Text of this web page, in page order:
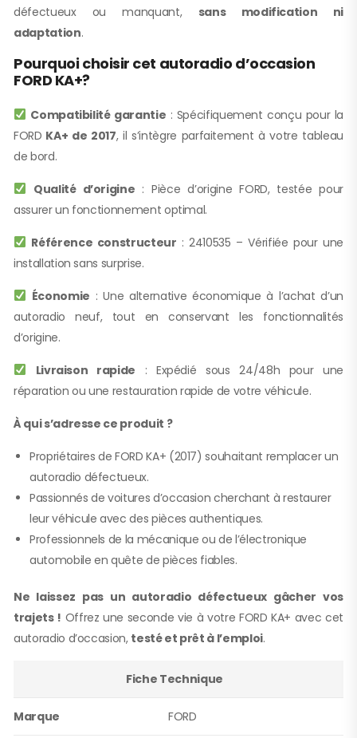
défectueux ou manquant, sans modification ni
adaptation.
Pourquoi choisir cet autoradio d’occasion
FORD KA+?
Compatibilité garantie : Spécifiquement conçu pour la
FORD KA+ de 2017, il s’intègre parfaitement à votre tableau
de bord.
Qualité d’origine : Pièce d’origine FORD, testée pour
assurer un fonctionnement optimal.
Référence constructeur : 2410535 – Vérifiée pour une
installation sans surprise.
Économie : Une alternative économique à l’achat d’un
autoradio neuf, tout en conservant les fonctionnalités
d’origine.
Livraison rapide : Expédié sous 24/48h pour une
réparation ou une restauration rapide de votre véhicule.
À qui s’adresse ce produit ?
Propriétaires de FORD KA+ (2017) souhaitant remplacer un
autoradio défectueux.
Passionnés de voitures d’occasion cherchant à restaurer
leur véhicule avec des pièces authentiques.
Professionnels de la mécanique ou de l’électronique
automobile en quête de pièces fiables.
Ne laissez pas un autoradio défectueux gâcher vos
trajets ! Offrez une seconde vie à votre FORD KA+ avec cet
autoradio d’occasion, testé et prêt à l’emploi.
Fiche Technique
Marque FORD